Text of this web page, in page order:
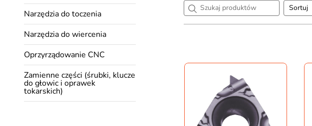
Narzędzia do toczenia
Narzędzia do wiercenia
Oprzyrządowanie CNC
Zamienne części (śrubki, klucze
do głowic i oprawek
tokarskich)
Sortuj